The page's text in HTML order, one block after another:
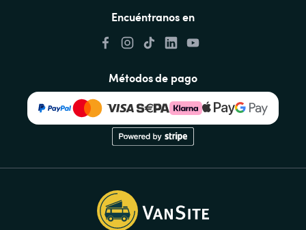
Encuéntranos en
Métodos de pago